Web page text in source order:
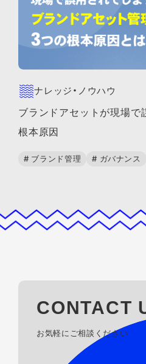
ナレッジ・ノウハウ
ブランドアセットが現場
根本原因
# ブランド管理 # ガバナンス
CONTACT
お気軽にご相談ください